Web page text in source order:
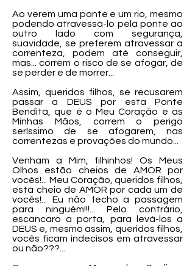
Ao verem uma ponte e um rio, mesmo
podendo atravessá-lo pela ponte ao
outro lado com segurança,
suavidade, se preferem atravessar a
correnteza, podem até conseguir,
mas... correm o risco de se afogar, de
se perder e de morrer...
Assim, queridos filhos, se recusarem
passar a DEUS por esta Ponte
Bendita, que é o Meu Coração e as
Minhas Mãos, correm o perigo
seríssimo de se afogarem, nas
correntezas e provações do mundo...
Venham a Mim, filhinhos! Os Meus
Olhos estão cheios de AMOR por
vocês!... Meu Coração, queridos filhos,
está cheio de AMOR por cada um de
vocês!... Eu não fecho a passagem
para ninguém!!!... Pelo contrário,
escancaro a porta, para levá-los a
DEUS e, mesmo assim, queridos filhos,
vocês ficam indecisos em atravessar
ou não???...